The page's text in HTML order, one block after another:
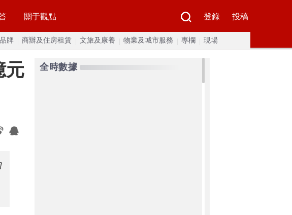
關于觀點 登錄 投稿
牌 商辦及住房租賃 文旅及康養 物業及城市服務 專欄 現場
元
全時數據